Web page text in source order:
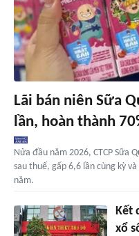
Lãi bán niên Sữa
lần, hoàn thành
Nửa đầu năm 2026, CTCP Sữa
sau thuế, gấp 6,6 lần cùng kỳ
năm.
Kết
xổ